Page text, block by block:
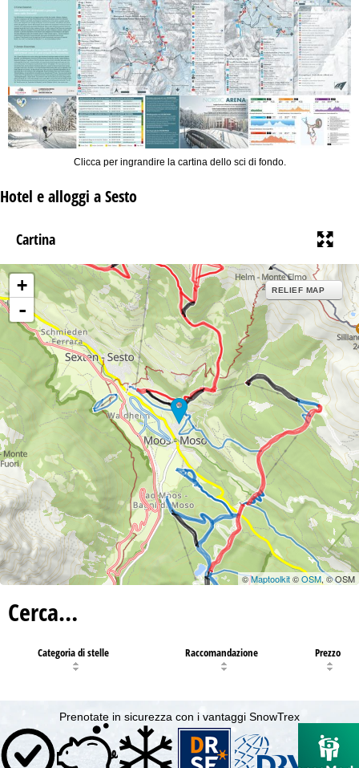
Clicca per ingrandire la cartina dello sci di fondo.
Hotel e alloggi a Sesto
Cartina
+
-
RELIEF MAP
©Maptoolkit©OSM, © OSM
Cerca…
Categoria di stelle Raccomandazione Prezzo
Prenotate in sicurezza con i vantaggi SnowTrex